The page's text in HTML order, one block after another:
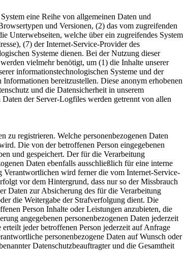
eine Reihe von allgemeinen Daten und
und Versionen, (2) das vom zugreifenden
Unterwebseiten, welche über ein zugreifendes System
(7) der Internet-Service-Provider des
Systeme dienen. Bei der Nutzung dieser
vielmehr benötigt, um (1) die Inhalte unserer
informationstechnologischen Systeme und der
bereitzustellen. Diese anonym erhobenen
und die Datensicherheit in unserem
der Server-Logfiles werden getrennt von allen
zu registrieren. Welche personenbezogenen Daten
Die von der betroffenen Person eingegebenen
und gespeichert. Der für die Verarbeitung
Daten ebenfalls ausschließlich für eine interne
Verantwortlichen wird ferner die vom Internet-Service-
vor dem Hintergrund, dass nur so der Missbrauch
Daten zur Absicherung des für die Verarbeitung
die Weitergabe der Strafverfolgung dient. Die
Person Inhalte oder Leistungen anzubieten, die
angegebenen personenbezogenen Daten jederzeit
jeder betroffenen Person jederzeit auf Anfrage
personenbezogene Daten auf Wunsch oder
Datenschutzbeauftragter und die Gesamtheit